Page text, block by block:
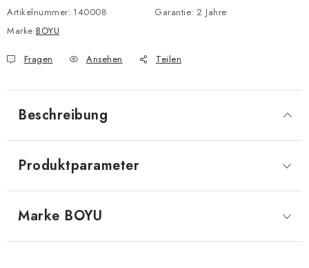
Artikelnummer: 140008
Marke:BOYU
Garantie: 2 Jahre
Fragen Ansehen Teilen
Beschreibung
Produktparameter
Marke BOYU